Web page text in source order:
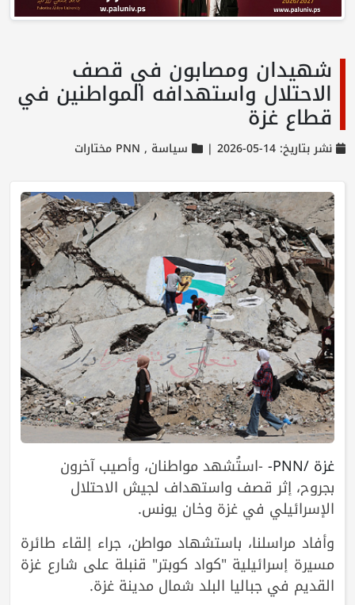
شهيدان ومصابون في قصف
الاحتلال واستهدافه المواطنين في
قطاع غزة
نشر بتاريخ: 14-05-2026 | سياسة , PNN مختارات
غزة /PNN- -استُشهد مواطنان، وأصيب آخرون
بجروح، إثر قصف واستهداف لجيش الاحتلال
الإسرائيلي في غزة وخان يونس.
وأفاد مراسلنا، باستشهاد مواطن، جراء إلقاء طائرة
مسيرة إسرائيلية "كواد كوبتر" قنبلة على شارع غزة
القديم في جباليا البلد شمال مدينة غزة.